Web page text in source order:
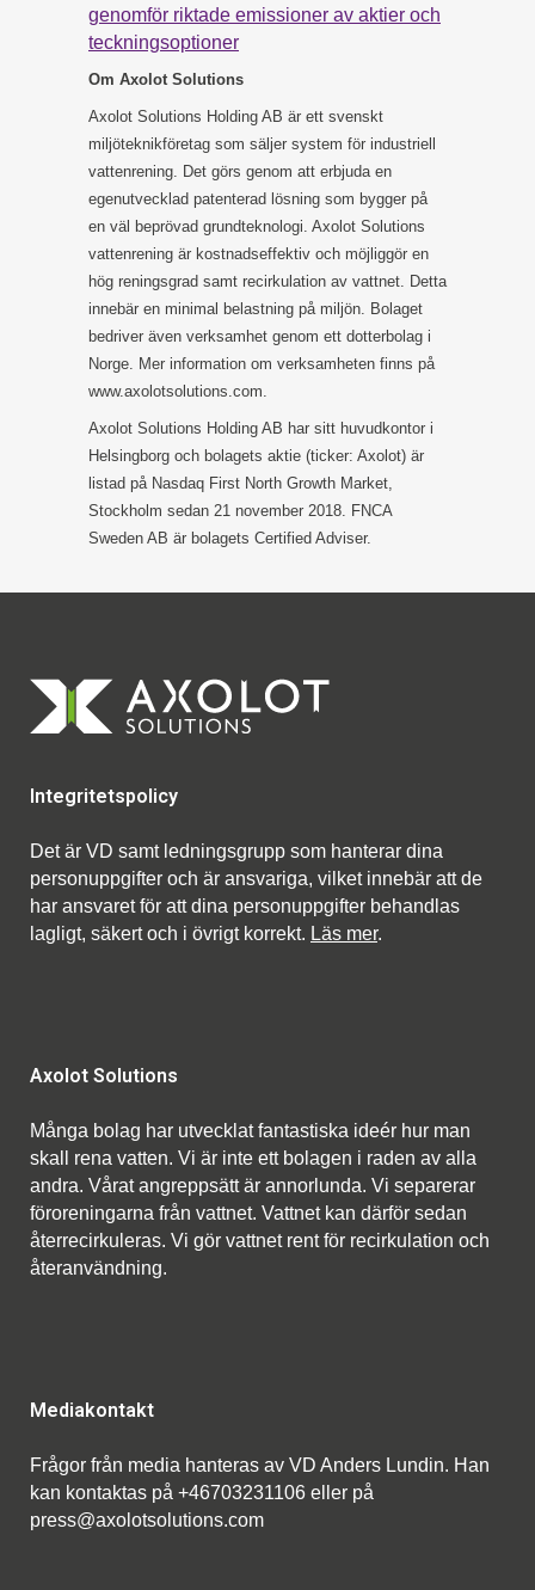
genomför riktade emissioner av aktier och
teckningsoptioner
Om Axolot Solutions
Axolot Solutions Holding AB är ett svenskt
miljöteknikföretag som säljer system för industriell
vattenrening. Det görs genom att erbjuda en
egenutvecklad patenterad lösning som bygger på
en väl beprövad grundteknologi. Axolot Solutions
vattenrening är kostnadseffektiv och möjliggör en
hög reningsgrad samt recirkulation av vattnet. Detta
innebär en minimal belastning på miljön. Bolaget
bedriver även verksamhet genom ett dotterbolag i
Norge. Mer information om verksamheten finns på
www.axolotsolutions.com.
Axolot Solutions Holding AB har sitt huvudkontor i
Helsingborg och bolagets aktie (ticker: Axolot) är
listad på Nasdaq First North Growth Market,
Stockholm sedan 21 november 2018. FNCA
Sweden AB är bolagets Certified Adviser.
Integritetspolicy
Det är VD samt ledningsgrupp som hanterar dina
personuppgifter och är ansvariga, vilket innebär att de
har ansvaret för att dina personuppgifter behandlas
lagligt, säkert och i övrigt korrekt. Läs mer.
Axolot Solutions
Många bolag har utvecklat fantastiska ideér hur man
skall rena vatten. Vi är inte ett bolagen i raden av alla
andra. Vårat angreppsätt är annorlunda. Vi separerar
föroreningarna från vattnet. Vattnet kan därför sedan
återrecirkuleras. Vi gör vattnet rent för recirkulation och
återanvändning.
Mediakontakt
Frågor från media hanteras av VD Anders Lundin. Han
kan kontaktas på +46703231106 eller på
press@axolotsolutions.com